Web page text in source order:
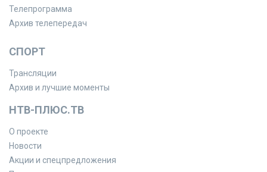
Телепрограмма
Архив телепередач
СПОРТ
Трансляции
Архив и лучшие моменты
НТВ-ПЛЮС.ТВ
О проекте
Новости
Акции и спецпредложения